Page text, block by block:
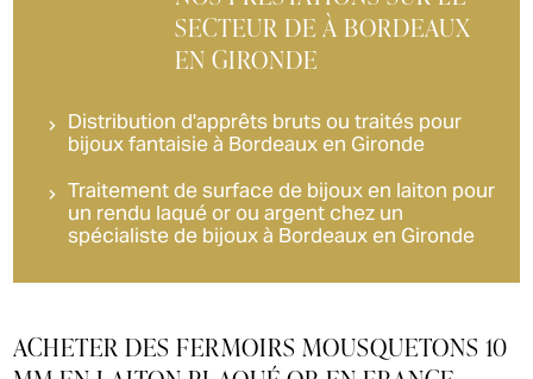
SECTEUR DE À BORDEAUX
EN GIRONDE
Distribution d'apprêts bruts ou traités pour
bijoux fantaisie à Bordeaux en Gironde
Traitement de surface de bijoux en laiton pour
un rendu laqué or ou argent chez un
spécialiste de bijoux à Bordeaux en Gironde
ACHETER DES FERMOIRS MOUSQUETONS 10